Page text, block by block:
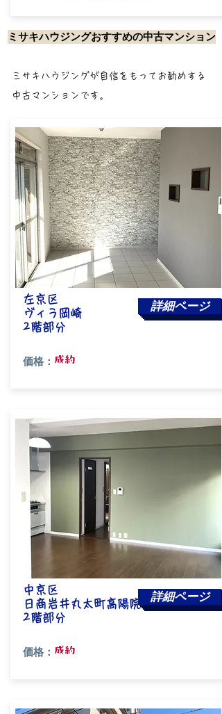
ミサキハウジングおすすめの中古マンション
​ミサキハウジングが自信をもってお勧めする
中古マンションです。
左京区
ヴィラ岡崎
​2階部分
詳細ページ
価格： 成約
中京区
日商岩井丸太町高陽院ハイツ
​2階部分
詳細ページ
価格： 成約